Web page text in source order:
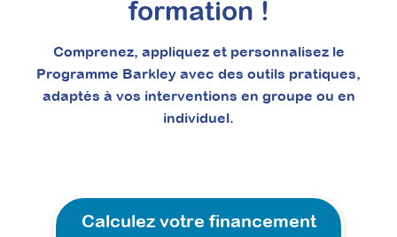
formation !
Comprenez, appliquez et personnalisez le
Programme Barkley avec des outils pratiques,
adaptés à vos interventions en groupe ou en
individuel.
Calculez votre financement